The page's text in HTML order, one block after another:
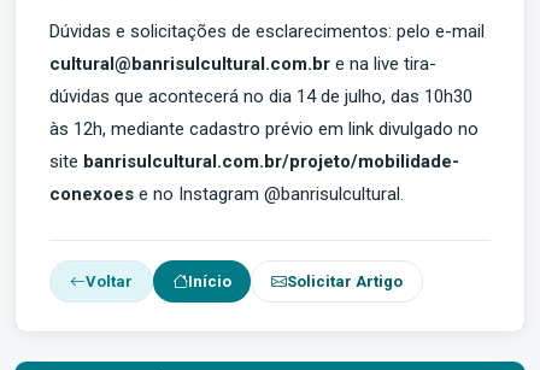
Dúvidas e solicitações de esclarecimentos: pelo e-mail
cultural@banrisulcultural.com.br e na live tira-
dúvidas que acontecerá no dia 14 de julho, das 10h30
às 12h, mediante cadastro prévio em link divulgado no
site banrisulcultural.com.br/projeto/mobilidade-
conexoes e no Instagram @banrisulcultural.
Voltar Início Solicitar Artigo